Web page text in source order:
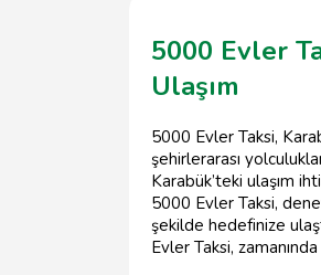
5000 Evler
Ulaşım
5000 Evler Taksi,
şehirlerarası
Karabük’teki ulaşım
5000 Evler Taksi,
şekilde hedefinize
Evler Taksi,